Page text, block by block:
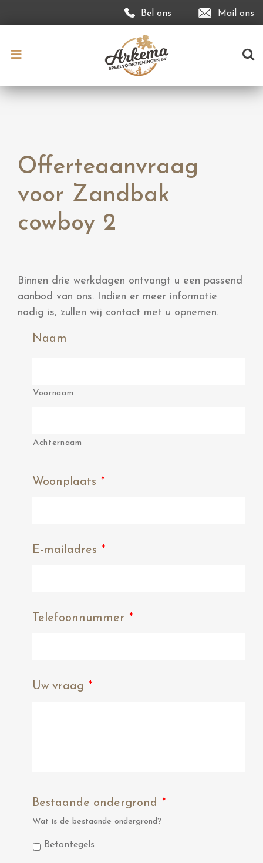
Bel ons Mail ons
Offerteaanvraag
voor Zandbak
cowboy 2
Binnen drie werkdagen ontvangt u een passend
aanbod van ons. Indien er meer informatie
nodig is, zullen wij contact met u opnemen.
Naam
Voornaam
Achternaam
Woonplaats *
E-mailadres *
Telefoonnummer *
Uw vraag *
Bestaande ondergrond *
Wat is de bestaande ondergrond?
Betontegels